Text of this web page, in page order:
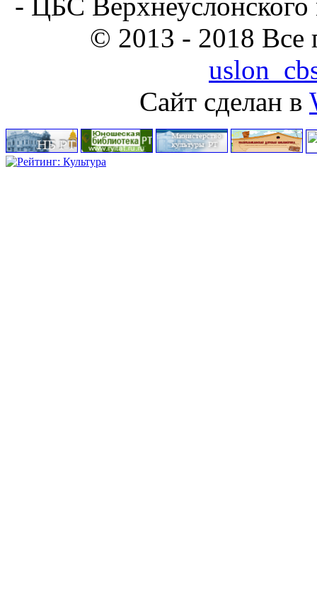
- ЦБС
© 2013 - 2018
Сайт сделан в